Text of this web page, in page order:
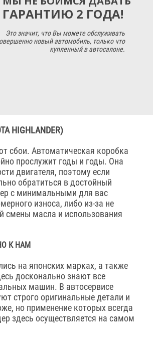
ГАРАНТИЮ 2 ГОДА!
Это значит, что Вы можете обслуживать
новый автомобиль, только что
купленный в автосалоне.
HIGHLANDER)
сбои. Автоматическая коробка
прослужит годы и годы. Она
двигателя, поэтому если
обратиться в достойный
с минимальными для вас
износа, либо из-за не
смены масла и использования
К НАМ
на японских марках, а также
досконально знают все
машин. В автосервисе
строго оригинальные детали и
но применение которых всегда
здесь осуществляется на самом